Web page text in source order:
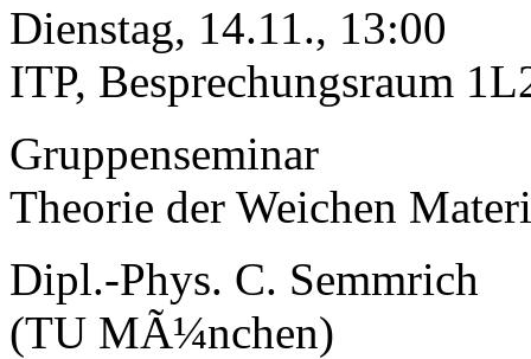
Dienstag, 14.11., 13:00
ITP, Besprechungsraum
Gruppenseminar
Theorie der Weichen
Dipl.-Phys. C. Semmrich
(TU MÃ¼nchen)